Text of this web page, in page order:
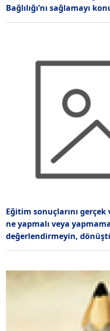
Bağlılığı’nı sağlamayı
Eğitim sonuçlarını
ne yapmalı veya
değerlendirmeyin,